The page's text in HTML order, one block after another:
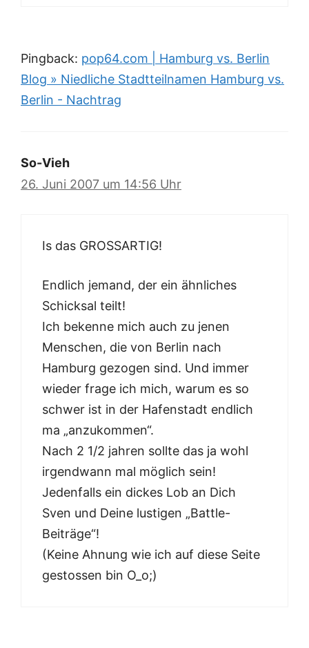
Pingback: pop64.com | Hamburg vs. Berlin
Blog » Niedliche Stadtteilnamen Hamburg vs.
Berlin - Nachtrag
So-Vieh
26. Juni 2007 um 14:56 Uhr
Is das GROSSARTIG!
Endlich jemand, der ein ähnliches
Schicksal teilt!
Ich bekenne mich auch zu jenen
Menschen, die von Berlin nach
Hamburg gezogen sind. Und immer
wieder frage ich mich, warum es so
schwer ist in der Hafenstadt endlich
ma „anzukommen“.
Nach 2 1/2 jahren sollte das ja wohl
irgendwann mal möglich sein!
Jedenfalls ein dickes Lob an Dich
Sven und Deine lustigen „Battle-
Beiträge“!
(Keine Ahnung wie ich auf diese Seite
gestossen bin O_o;)